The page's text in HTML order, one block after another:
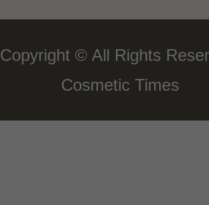
Copyright © All Rights
Cosmetic Times